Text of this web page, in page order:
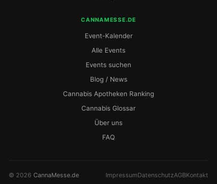
CANNAMESSE.DE
Event-Kalender
Alle Events
Events suchen
Blog / News
Cannabis Apotheken Ranking
Cannabis Glossar
Über uns
FAQ
© 2026 CannaMesse.de ImpressumDatenschutzAGBKontakt